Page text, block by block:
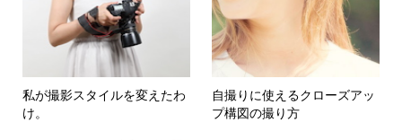
私が撮影スタイルを変えたわ
け。
自撮りに使えるクローズアッ
プ構図の撮り方